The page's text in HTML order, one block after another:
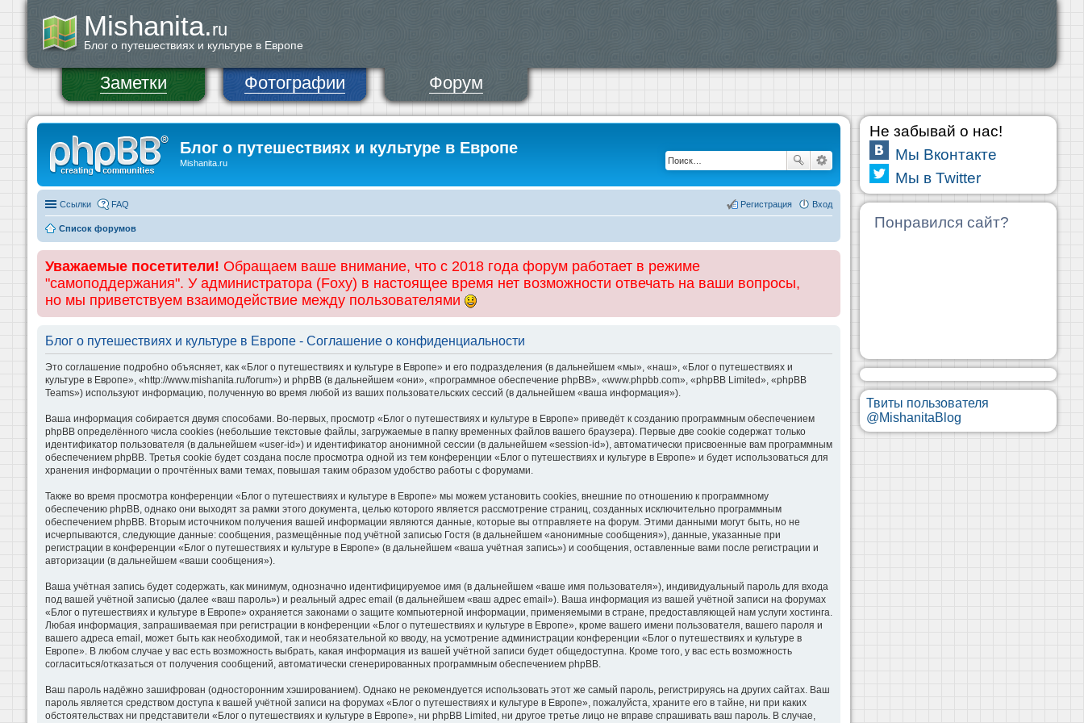
Mishanita.ru
Блог о путешествиях и культуре в Европе
Заметки Фотографии Форум
Блог о путешествиях и культуре в Европе
Mishanita.ru
Ссылки FAQ Вход
Регистрация
Список форумов
Уважаемые посетители! Обращаем ваше внимание, что с 2018 года форум работает в режиме
"самоподдержания". У администратора (Foxy) в настоящее время нет возможности отвечать на ваши вопросы,
но мы приветствуем взаимодействие между пользователями
Блог о путешествиях и культуре в Европе - Соглашение о конфиденциальности
Это соглашение подробно объясняет, как «Блог о путешествиях и культуре в Европе» и его подразделения (в дальнейшем «мы», «наш», «Блог о путешествиях и
культуре в Европе», «http://www.mishanita.ru/forum») и phpBB (в дальнейшем «они», «программное обеспечение phpBB», «www.phpbb.com», «phpBB Limited», «phpBB
Teams») используют информацию, полученную во время любой из ваших пользовательских сессий (в дальнейшем «ваша информация»).
Ваша информация собирается двумя способами. Во-первых, просмотр «Блог о путешествиях и культуре в Европе» приведёт к созданию программным обеспечением
phpBB определённого числа cookies (небольшие текстовые файлы, загружаемые в папку временных файлов вашего браузера). Первые две cookie содержат только
идентификатор пользователя (в дальнейшем «user-id») и идентификатор анонимной сессии (в дальнейшем «session-id»), автоматически присвоенные вам программным
обеспечением phpBB. Третья cookie будет создана после просмотра одной из тем конференции «Блог о путешествиях и культуре в Европе» и будет использоваться для
хранения информации о прочтённых вами темах, повышая таким образом удобство работы с форумами.
Также во время просмотра конференции «Блог о путешествиях и культуре в Европе» мы можем установить cookies, внешние по отношению к программному
обеспечению phpBB, однако они выходят за рамки этого документа, целью которого является рассмотрение страниц, созданных исключительно программным
обеспечением phpBB. Вторым источником получения вашей информации являются данные, которые вы отправляете на форум. Этими данными могут быть, но не
исчерпываются, следующие данные: сообщения, размещённые под учётной записью Гостя (в дальнейшем «анонимные сообщения»), данные, указанные при
регистрации в конференции «Блог о путешествиях и культуре в Европе» (в дальнейшем «ваша учётная запись») и сообщения, оставленные вами после регистрации и
авторизации (в дальнейшем «ваши сообщения»).
Ваша учётная запись будет содержать, как минимум, однозначно идентифицируемое имя (в дальнейшем «ваше имя пользователя»), индивидуальный пароль для входа
под вашей учётной записью (далее «ваш пароль») и реальный адрес email (в дальнейшем «ваш адрес email»). Ваша информация из вашей учётной записи на форумах
«Блог о путешествиях и культуре в Европе» охраняется законами о защите компьютерной информации, применяемыми в стране, предоставляющей нам услуги хостинга.
Любая информация, запрашиваемая при регистрации в конференции «Блог о путешествиях и культуре в Европе», кроме вашего имени пользователя, вашего пароля и
вашего адреса email, может быть как необходимой, так и необязательной ко вводу, на усмотрение администрации конференции «Блог о путешествиях и культуре в
Европе». В любом случае у вас есть возможность выбрать, какая информация из вашей учётной записи будет общедоступна. Кроме того, у вас есть возможность
согласиться/отказаться от получения сообщений, автоматически сгенерированных программным обеспечением phpBB.
Ваш пароль надёжно зашифрован (односторонним хэшированием). Однако не рекомендуется использовать этот же самый пароль, регистрируясь на других сайтах. Ваш
пароль является средством доступа к вашей учётной записи на форумах «Блог о путешествиях и культуре в Европе», пожалуйста, храните его в тайне, ни при каких
обстоятельствах ни представители «Блог о путешествиях и культуре в Европе», ни phpBB Limited, ни другое третье лицо не вправе спрашивать ваш пароль. В случае,
Не забывай о нас!
Мы Вконтакте
Мы в Twitter
Понравился сайт?
Твиты пользователя
@MishanitaBlog